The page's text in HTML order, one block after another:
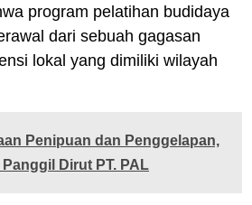
program pelatihan budidaya
dari sebuah gagasan
lokal yang dimiliki wilayah
Penipuan dan Penggelapan,
Dirut PT. PAL